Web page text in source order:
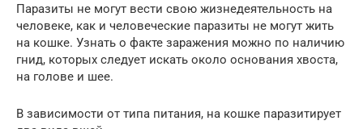
Паразиты не могут вести свою жизнедеятельность на
человеке, как и человеческие паразиты не могут жить
на кошке. Узнать о факте заражения можно по наличию
гнид, которых следует искать около основания хвоста,
на голове и шее.
В зависимости от типа питания, на кошке паразитирует